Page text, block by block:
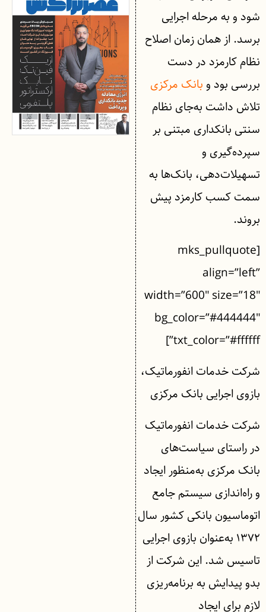
شود و به مرحله اجرایی
برسد. از همان زمان اصلاح
نظام کارمزد در دست
بررسی بود و بانک مرکزی
تلاش داشت به‌جای نظام
سنتی بانکداری مبتنی بر
سپرده‌گیری و
تسهیلات‌دهی، بانک‌ها به
سمت کسب کارمزد پیش
بروند.
[mks_pullquote
align=”left”
width=”600″ size=”18″
bg_color=”#444444″
txt_color=”#ffffff”]
شرکت خدمات انفورماتیک،
بازوی اجرایی بانک مرکزی
شرکت خدمات انفورماتیک
در راستای سیاست‌های
بانک مرکزی به‌منظور ایجاد
و راه‌اندازی سیستم جامع
اتوماسیون بانکی کشور سال
۱۳۷۲ به‌عنوان بازوی اجرایی
تاسیس شد. این شرکت از
بدو پیدایش به برنامه‌ریزی
لازم برای ایجاد